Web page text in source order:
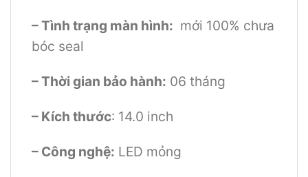
– Tình trạng màn hình: mới 100% chưa
bóc seal
– Thời gian bảo hành: 06 tháng
– Kích thước: 14.0 inch
– Công nghệ: LED mỏng